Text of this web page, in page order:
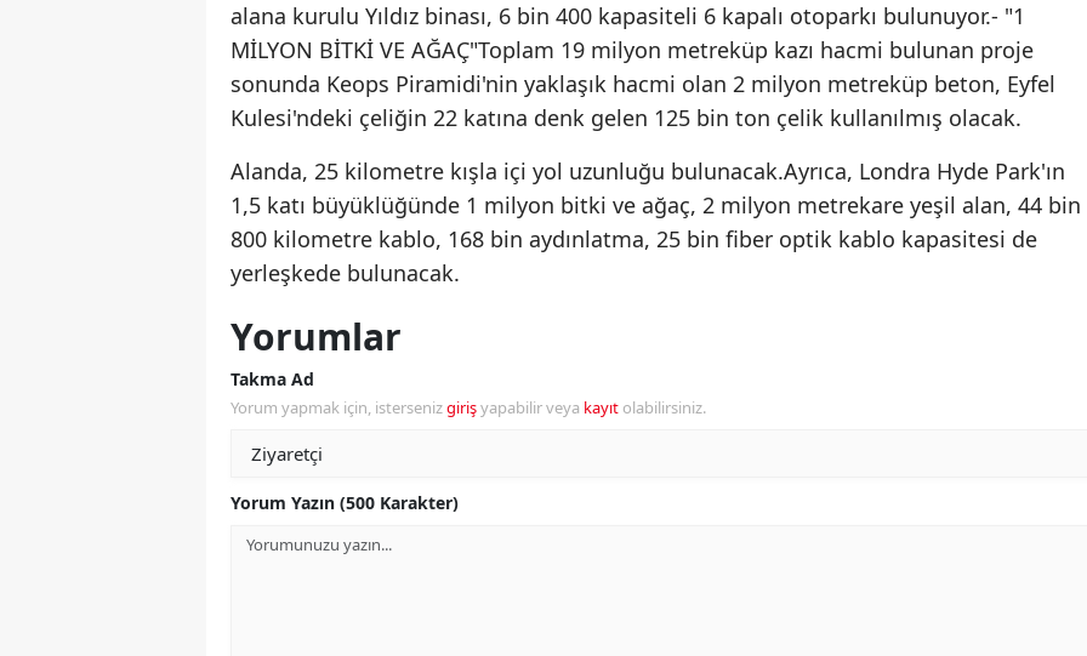
alana kurulu Yıldız binası, 6 bin 400 kapasiteli 6 kapalı otoparkı bulunuyor.- "1
MİLYON BİTKİ VE AĞAÇ"Toplam 19 milyon metreküp kazı hacmi bulunan proje
sonunda Keops Piramidi'nin yaklaşık hacmi olan 2 milyon metreküp beton, Eyfel
Kulesi'ndeki çeliğin 22 katına denk gelen 125 bin ton çelik kullanılmış olacak.
Alanda, 25 kilometre kışla içi yol uzunluğu bulunacak.Ayrıca, Londra Hyde Park'ın
1,5 katı büyüklüğünde 1 milyon bitki ve ağaç, 2 milyon metrekare yeşil alan, 44 bin
800 kilometre kablo, 168 bin aydınlatma, 25 bin fiber optik kablo kapasitesi de
yerleşkede bulunacak.
Yorumlar
Takma Ad
Yorum yapmak için, istersenizgirişyapabilir veya kayıt olabilirsiniz.
Yorum Yazın (500 Karakter)